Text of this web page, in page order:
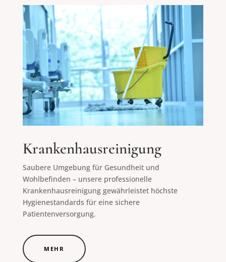
Krankenhausreinigung
Saubere Umgebung für Gesundheit und
Wohlbefinden – unsere professionelle
Krankenhausreinigung gewährleistet höchste
Hygienestandards für eine sichere
Patientenversorgung.
MEHR